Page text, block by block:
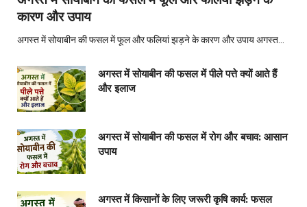
कारण और उपाय
अगस्त में सोयाबीन की फसल में फूल और फलियां झड़ने के कारण और उपाय अगस्त…
अगस्त में सोयाबीन की फसल में पीले पत्ते क्यों आते हैं
और इलाज
अगस्त में सोयाबीन की फसल में रोग और बचाव: आसान
उपाय
अगस्त में किसानों के लिए जरूरी कृषि कार्य: फसल